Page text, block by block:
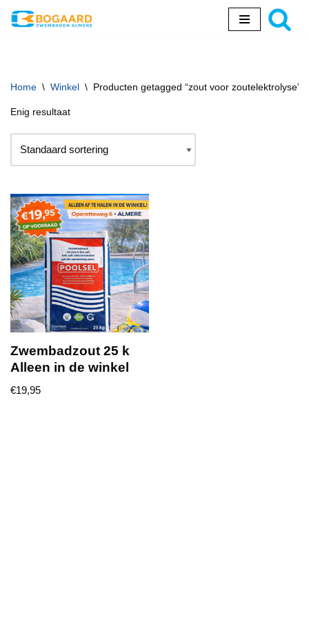
inhoud
Home \ Winkel \ Producten getagged “zout voor zoutelektrolyse”
Enig resultaat
Zwembadzout 25 k
Alleen in de winkel
€19,95